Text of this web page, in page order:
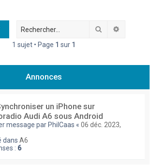
h
r
Rechercher
1 sujet • Page 1 sur 1
Annonces
un iPhone sur
Audi A6 sous Android
message par PhilCaas « 06 déc. 2023,
dans A6
: 6